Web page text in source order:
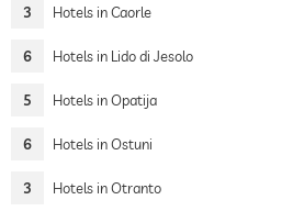
3 Hotels in Caorle
6 Hotels in Lido di Jesolo
5 Hotels in Opatija
6 Hotels in Ostuni
3 Hotels in Otranto